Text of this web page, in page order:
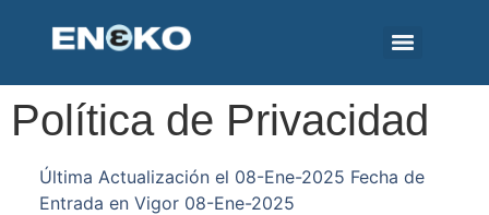
Política de Privacidad
Última Actualización el 08-Ene-2025 Fecha de
Entrada en Vigor 08-Ene-2025